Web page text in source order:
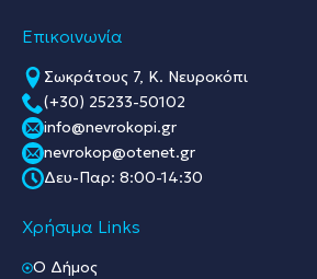
Επικοινωνία
Σωκράτους 7, Κ. Νευροκόπι
(+30) 25233-50102
info@nevrokopi.gr
nevrokop@otenet.gr
Δευ-Παρ: 8:00-14:30
Χρήσιμα Links
O Δήμος